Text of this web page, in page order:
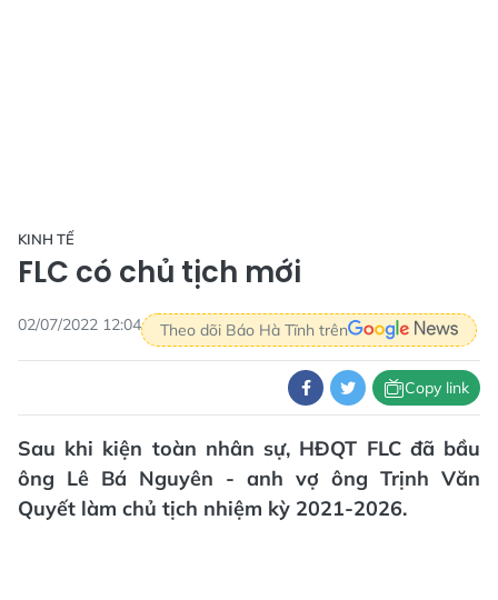
KINH TẾ
FLC có chủ tịch mới
02/07/2022 12:04 Theo dõi Báo Hà Tĩnh trên
Copy link
Sau khi kiện toàn nhân sự, HĐQT FLC đã bầu
ông Lê Bá Nguyên - anh vợ ông Trịnh Văn
Quyết làm chủ tịch nhiệm kỳ 2021-2026.